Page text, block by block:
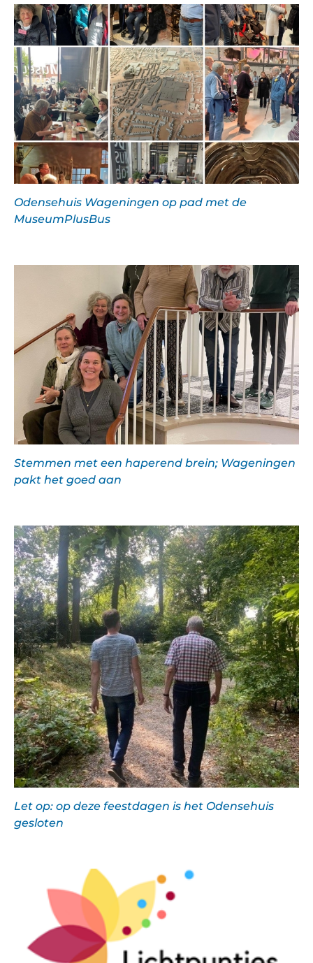
Odensehuis Wageningen op pad met de
MuseumPlusBus
Stemmen met een haperend brein; Wageningen
pakt het goed aan
Let op: op deze feestdagen is het Odensehuis
gesloten